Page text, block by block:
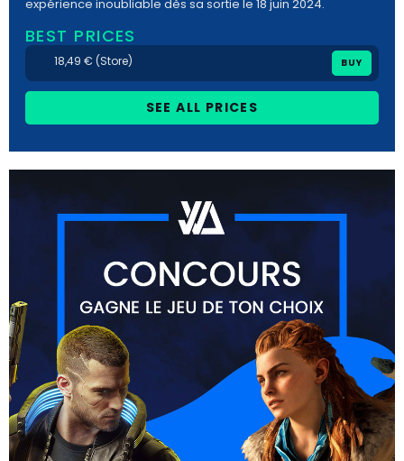
expérience inoubliable dès sa sortie le 18 juin 2024.
BEST PRICES
18,49 € (Store) BUY
SEE ALL PRICES